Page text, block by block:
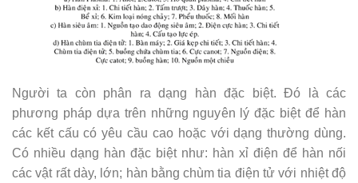
Người ta còn phân ra dạng hàn đặc biệt. Đó là các
phương pháp dựa trên những nguyên lý đặc biệt để hàn
các kết cấu có yêu cầu cao hoặc với dạng thường dùng.
Có nhiều dạng hàn đặc biệt như: hàn xỉ điện để hàn nối
các vật rất dày, lớn; hàn bằng chùm tia điện tử với nhiệt độ